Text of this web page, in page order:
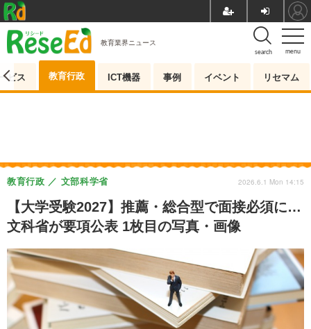
menu
search
教育業界ニュース
ビス 教育行政 ICT機器 事例 イベント リセマム
【大学受験2027】推薦・総合型で面接必須に…
文科省が要項公表 1枚目の写真・画像
教育行政 文部科学省 2026.6.1 Mon 14:15